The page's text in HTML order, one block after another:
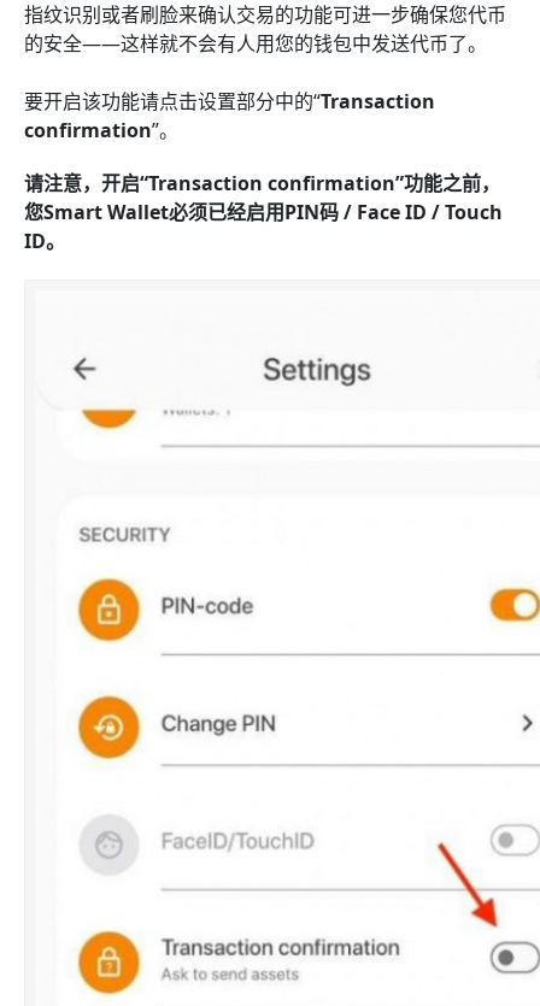
指纹识别或者刷脸来确认交易的功能可进一步确保您代币
的安全——这样就不会有人用您的钱包中发送代币了。
要开启该功能请点击设置部分中的“Transaction
confirmation”。
请注意，开启“Transaction confirmation”功能之前，
您Smart Wallet必须已经启用PIN码 / Face ID / Touch
ID。